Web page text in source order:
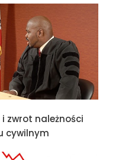
zwrot należności
cywilnym